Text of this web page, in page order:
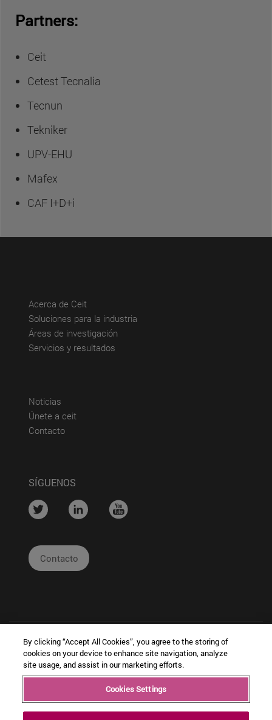
Partners:
Ceit
Cetest Tecnalia
Tecnun
Tekniker
UPV-EHU
Mafex
CAF I+D+i
Acerca de Ceit(abre en nueva ventana)
Soluciones para la industria
Áreas de investigación
Servicios y resultados
Noticias
Únete a ceit(abre en nueva ventana)
Contacto(abre en nueva ventana)
SÍGUENOS
.... .... ....
Contacto
Copyright © Ceit Información
Legal
By clicking “Accept All Cookies”, you agree to the storing of
cookies on your device to enhance site navigation, analyze
site usage, and assist in our marketing efforts.
Cookies Settings